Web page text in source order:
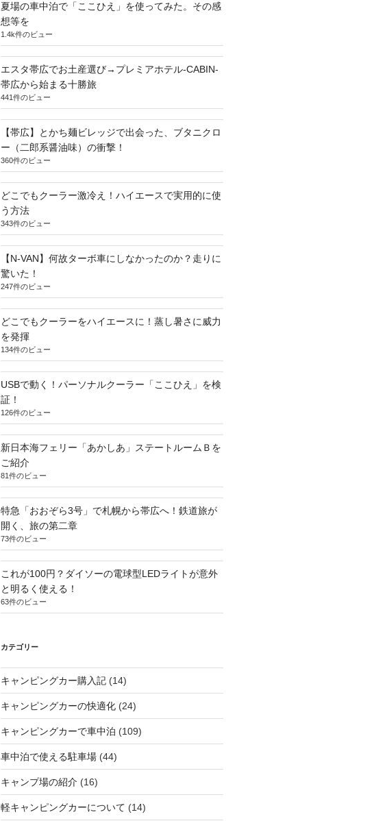
夏場の車中泊で「ここひえ」を使ってみた。その感
想等を
1.4k件のビュー
エスタ帯広でお土産選び→プレミアホテル-CABIN-
帯広から始まる十勝旅
441件のビュー
【帯広】とかち麺ビレッジで出会った、ブタニクロ
ー（二郎系醤油味）の衝撃！
360件のビュー
どこでもクーラー激冷え！ハイエースで実用的に使
う方法
343件のビュー
【N-VAN】何故ターボ車にしなかったのか？走りに
驚いた！
247件のビュー
どこでもクーラーをハイエースに！蒸し暑さに威力
を発揮
134件のビュー
USBで動く！パーソナルクーラー「ここひえ」を検
証！
126件のビュー
新日本海フェリー「あかしあ」ステートルームＢを
ご紹介
81件のビュー
特急「おおぞら3号」で札幌から帯広へ！鉄道旅が
開く、旅の第二章
73件のビュー
これが100円？ダイソーの電球型LEDライトが意外
と明るく使える！
63件のビュー
カテゴリー
キャンピングカー購入記(14)
キャンピングカーの快適化(24)
キャンピングカーで車中泊 (109)
車中泊で使える駐車場(44)
キャンプ場の紹介 (16)
軽キャンピングカーについて (14)